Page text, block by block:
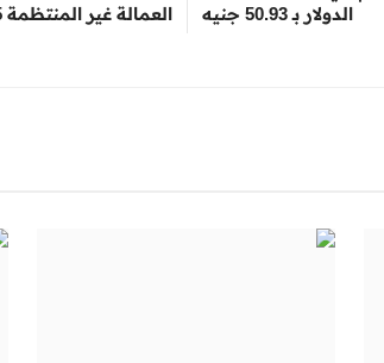
الدولار بـ 50.93 جنيه
العمالة غير المنتظمة 2025 عبر man...